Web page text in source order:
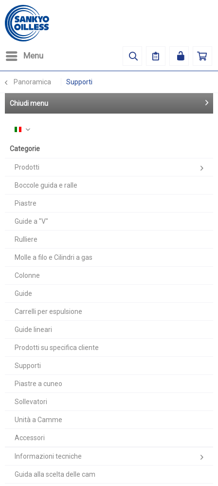
Menu
Panoramica Supporti
Chiudi menu
Italiano
Categorie
Prodotti
Boccole guida e ralle
Piastre
Guide a "V"
Rulliere
Molle a filo e Cilindri a gas
Colonne
Guide
Carrelli per espulsione
Guide lineari
Prodotti su specifica cliente
Supporti
Piastre a cuneo
Sollevatori
Unità a Camme
Accessori
Informazioni tecniche
Guida alla scelta delle cam